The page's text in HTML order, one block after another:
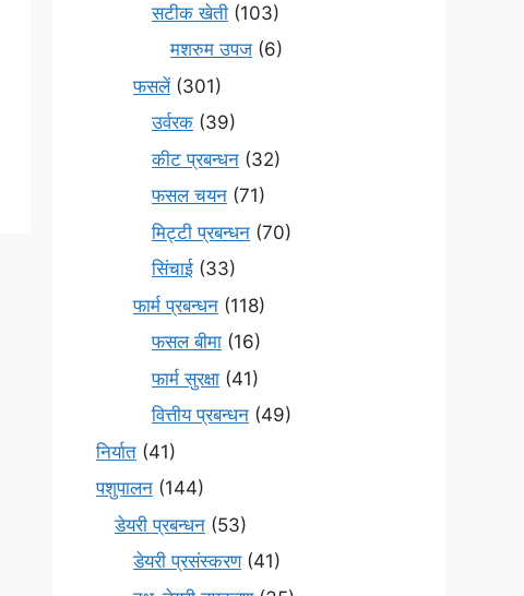
सटीक खेती (103)
मशरुम उपज (6)
फसलें(301)
उर्वरक (39)
कीट प्रबन्धन (32)
फसल चयन (71)
मि‌ट्टी प्रबन्धन (70)
सिंचाई (33)
फार्म प्रबन्धन (118)
फसल बीमा (16)
फार्म सुरक्षा (41)
वित्तीय प्रबन्धन (49)
निर्यात (41)
पशुपालन (144)
डेयरी प्रबन्धन (53)
डेयरी प्रसंस्करण(41)